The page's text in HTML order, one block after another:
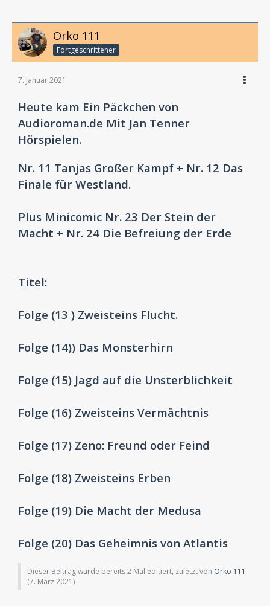
Orko 111
Fortgeschrittener
7. Januar 2021
Heute kam Ein Päckchen von
Audioroman.de Mit Jan Tenner
Hörspielen.
Nr. 11 Tanjas Großer Kampf + Nr. 12 Das
Finale für Westland.
Plus Minicomic Nr. 23 Der Stein der
Macht + Nr. 24 Die Befreiung der Erde
Titel:
Folge (13 ) Zweisteins Flucht.
Folge (14)) Das Monsterhirn
Folge (15) Jagd auf die Unsterblichkeit
Folge (16) Zweisteins Vermächtnis
Folge (17) Zeno: Freund oder Feind
Folge (18) Zweisteins Erben
Folge (19) Die Macht der Medusa
Folge (20) Das Geheimnis von Atlantis
Dieser Beitrag wurde bereits 2 Mal editiert, zuletzt von Orko 111
(7. März 2021)